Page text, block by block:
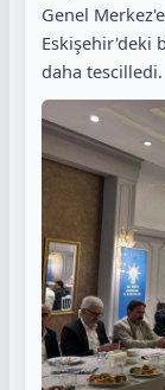
Genel
Eskişehir'deki
daha tescilledi.